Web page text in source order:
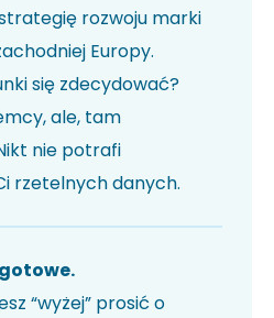
rozwoju marki
Europy.
się zdecydować?
ale, tam
nie potrafi
rzetelnych danych.
“wyżej” prosić o